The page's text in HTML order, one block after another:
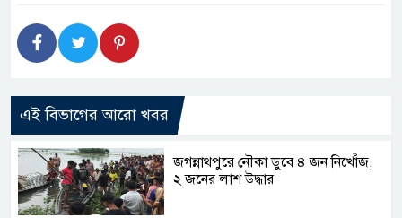
এই বিভাগের আরো খবর
জগন্নাথপুরে নৌকা ডুবে ৪ জন নিখোঁজ,
২ জনের লাশ উদ্ধার